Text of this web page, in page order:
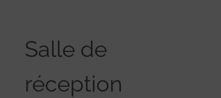
Salle de
réception